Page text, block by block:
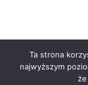
Ta strona
najwyższym